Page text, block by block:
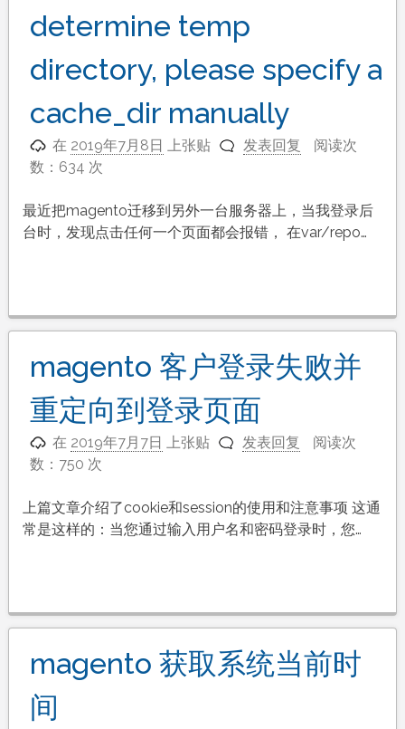
determine temp
directory, please specify a
cache_dir manually
在 2019年7月8日 上张贴 发表回复
阅读次
数：634 次
最近把magento迁移到另外一台服务器上，当我登录后
台时，发现点击任何一个页面都会报错， 在var/repo…
magento 客户登录失败并
重定向到登录页面
在 2019年7月7日 上张贴 发表回复
阅读次
数：750 次
上篇文章介绍了cookie和session的使用和注意事项 这通
常是这样的：当您通过输入用户名和密码登录时，您…
magento 获取系统当前时
间